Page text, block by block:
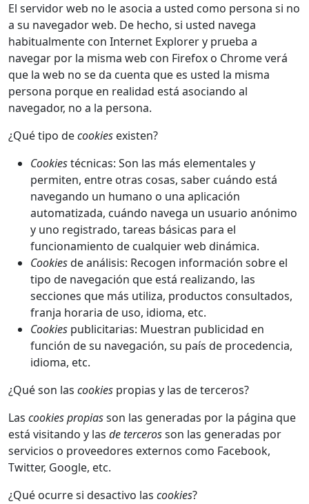
El servidor web no le asocia a usted como persona si no
a su navegador web. De hecho, si usted navega
habitualmente con Internet Explorer y prueba a
navegar por la misma web con Firefox o Chrome verá
que la web no se da cuenta que es usted la misma
persona porque en realidad está asociando al
navegador, no a la persona.
¿Qué tipo decookies existen?
Cookiestécnicas: Son las más elementales y
permiten, entre otras cosas, saber cuándo está
navegando un humano o una aplicación
automatizada, cuándo navega un usuario anónimo
y uno registrado, tareas básicas para el
funcionamiento de cualquier web dinámica.
Cookiesde análisis: Recogen información sobre el
tipo de navegación que está realizando, las
secciones que más utiliza, productos consultados,
franja horaria de uso, idioma, etc.
Cookies publicitarias: Muestran publicidad en
función de su navegación, su país de procedencia,
idioma, etc.
¿Qué son las cookies propias y las de terceros?
Las cookies propiasson las generadas por la página que
está visitando y las de tercerosson las generadas por
servicios o proveedores externos como Facebook,
Twitter, Google, etc.
¿Qué ocurre si desactivo las cookies?